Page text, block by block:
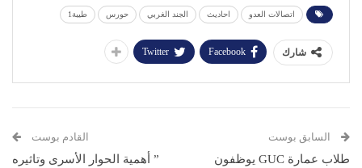
اتصالات العدو احاديث الجند الغربي حورس طيبة1
شارك Facebook
Twitter
السابق بوست
طلاب عمارة GUC يوظفون
القادم بوست
” أهمية الحوار الأسرى وتاثيره